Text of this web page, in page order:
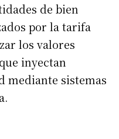
de bien
por la tarifa
los valores
inyectan
mediante sistemas